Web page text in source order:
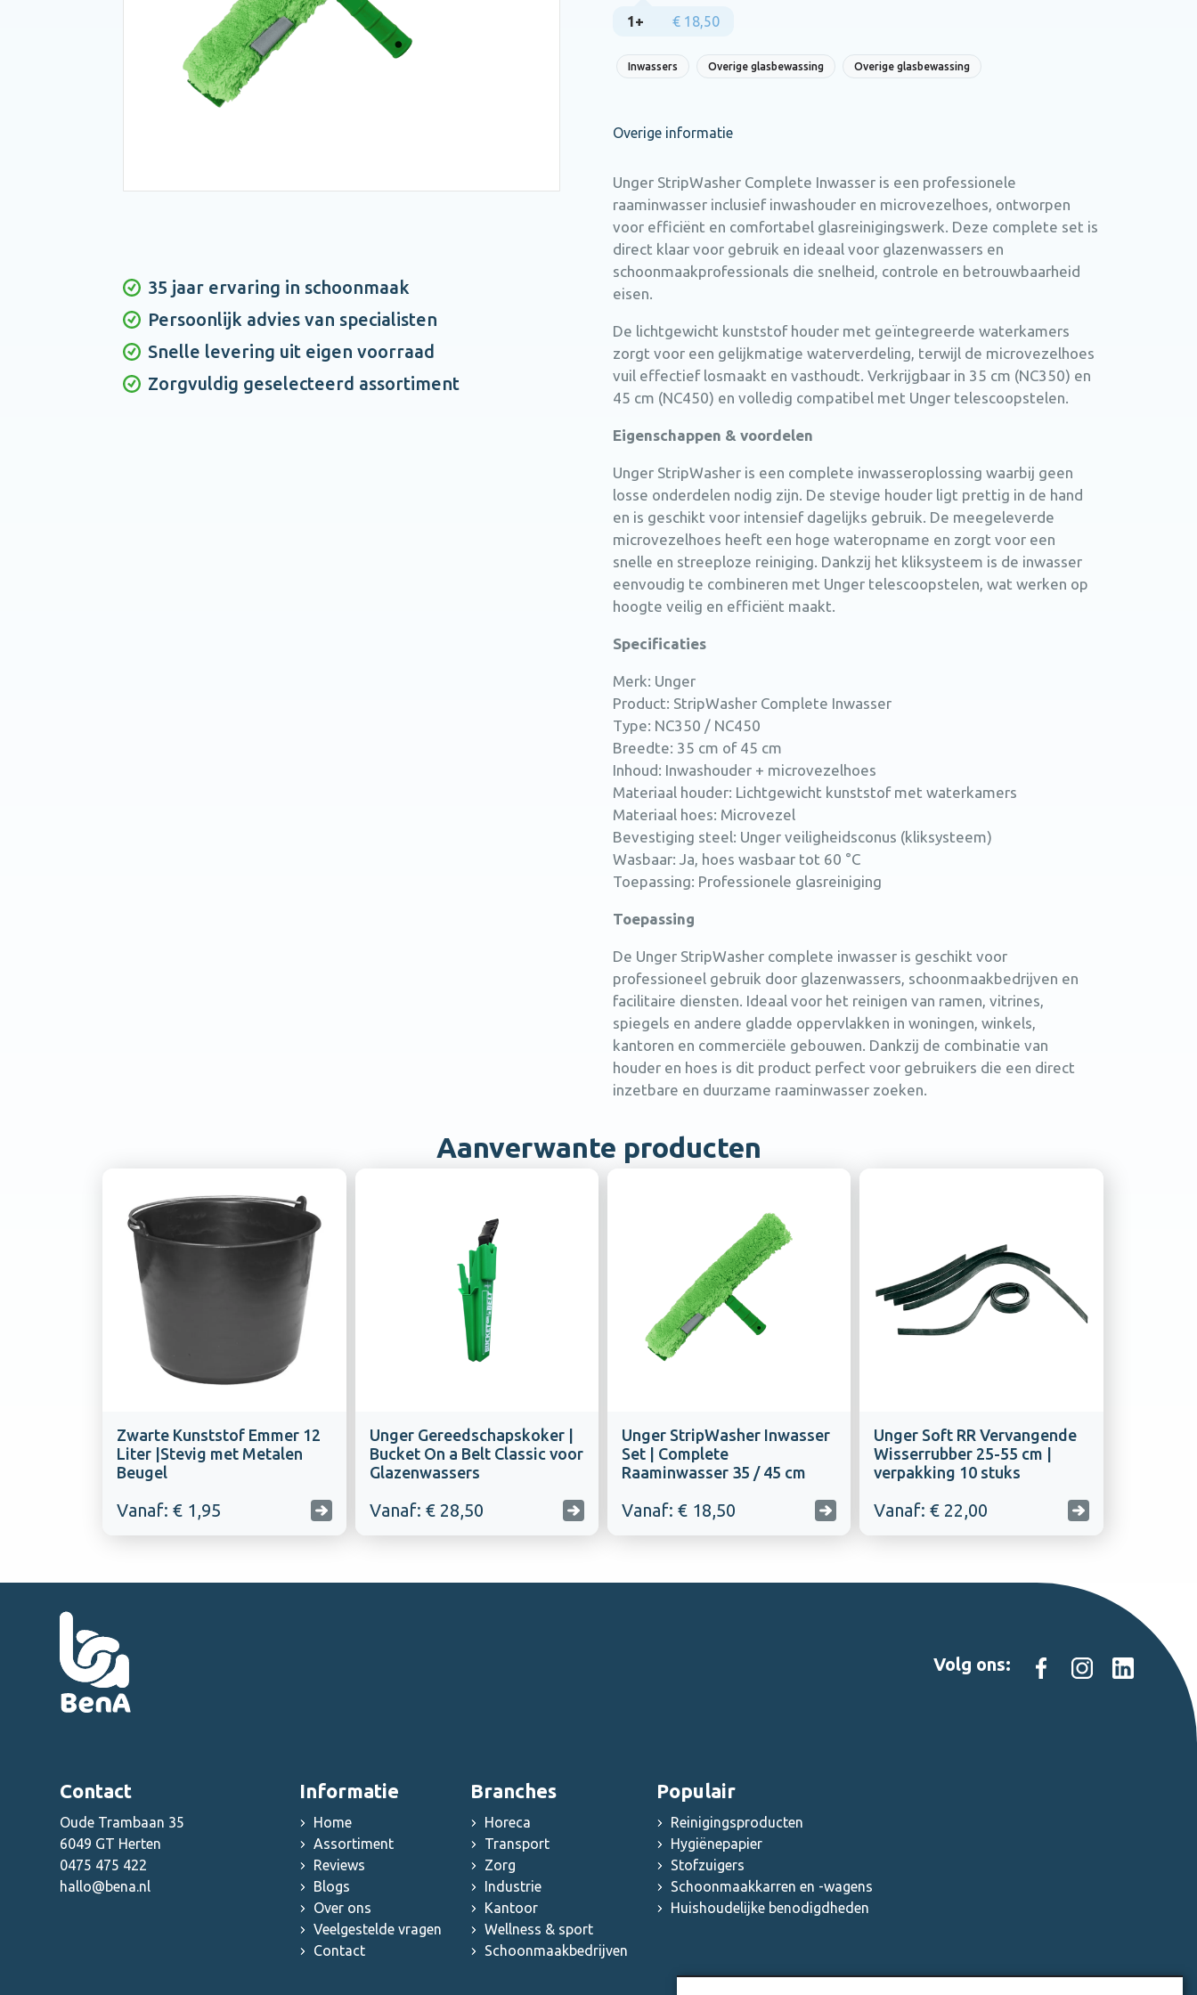
35 jaar ervaring in schoonmaak
Persoonlijk advies van specialisten
Snelle levering uit eigen voorraad
Zorgvuldig geselecteerd assortiment
1+ € 18,50
Inwassers Overige glasbewassing Overige glasbewassing
Overige informatie
Unger StripWasher Complete Inwasser is een professionele
raaminwasser inclusief inwashouder en microvezelhoes, ontworpen
voor efficiënt en comfortabel glasreinigingswerk. Deze complete set is
direct klaar voor gebruik en ideaal voor glazenwassers en
schoonmaakprofessionals die snelheid, controle en betrouwbaarheid
eisen.
De lichtgewicht kunststof houder met geïntegreerde waterkamers
zorgt voor een gelijkmatige waterverdeling, terwijl de microvezelhoes
vuil effectief losmaakt en vasthoudt. Verkrijgbaar in 35 cm (NC350) en
45 cm (NC450) en volledig compatibel met Unger telescoopstelen.
Eigenschappen & voordelen
Unger StripWasher is een complete inwasseroplossing waarbij geen
losse onderdelen nodig zijn. De stevige houder ligt prettig in de hand
en is geschikt voor intensief dagelijks gebruik. De meegeleverde
microvezelhoes heeft een hoge wateropname en zorgt voor een
snelle en streeploze reiniging. Dankzij het kliksysteem is de inwasser
eenvoudig te combineren met Unger telescoopstelen, wat werken op
hoogte veilig en efficiënt maakt.
Specificaties
Merk: Unger
Product: StripWasher Complete Inwasser
Type: NC350 / NC450
Breedte: 35 cm of 45 cm
Inhoud: Inwashouder + microvezelhoes
Materiaal houder: Lichtgewicht kunststof met waterkamers
Materiaal hoes: Microvezel
Bevestiging steel: Unger veiligheidsconus (kliksysteem)
Wasbaar: Ja, hoes wasbaar tot 60 °C
Toepassing: Professionele glasreiniging
Toepassing
De Unger StripWasher complete inwasser is geschikt voor
professioneel gebruik door glazenwassers, schoonmaakbedrijven en
facilitaire diensten. Ideaal voor het reinigen van ramen, vitrines,
spiegels en andere gladde oppervlakken in woningen, winkels,
kantoren en commerciële gebouwen. Dankzij de combinatie van
houder en hoes is dit product perfect voor gebruikers die een direct
inzetbare en duurzame raaminwasser zoeken.
Aanverwante producten
Zwarte Kunststof Emmer 12
Liter |Stevig met Metalen
Beugel
Vanaf: € 1,95
Unger Gereedschapskoker |
Bucket On a Belt Classic voor
Glazenwassers
Vanaf: € 28,50
Unger StripWasher Inwasser
Set | Complete
Raaminwasser 35 / 45 cm
Vanaf: € 18,50
Unger Soft RR Vervangende
Wisserrubber 25-55 cm |
verpakking 10 stuks
Vanaf: € 22,00
Volg ons:
Contact
Oude Trambaan 35
6049 GT Herten
0475 475 422
hallo@bena.nl
Informatie
Home
Assortiment
Reviews
Blogs
Over ons
Veelgestelde vragen
Contact
Branches
Horeca
Transport
Zorg
Industrie
Kantoor
Wellness & sport
Schoonmaakbedrijven
Populair
Reinigingsproducten
Hygiënepapier
Stofzuigers
Schoonmaakkarren en -wagens
Huishoudelijke benodigdheden